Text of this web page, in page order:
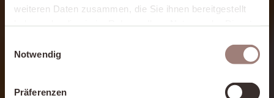
weiteren Daten zusammen, die Sie ihnen bereitgestellt
Notwendig
Präferenzen